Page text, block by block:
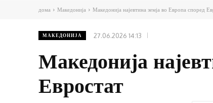
дома Македонија Македонија најевтина земја во Европа според
МАКЕДОНИЈА 27.06.2026 14:13
Македонија
Евростат